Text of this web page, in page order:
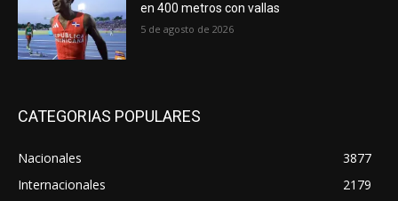
en 400 metros con vallas
5 de agosto de 2026
CATEGORIAS POPULARES
Nacionales
3877
Internacionales
2179